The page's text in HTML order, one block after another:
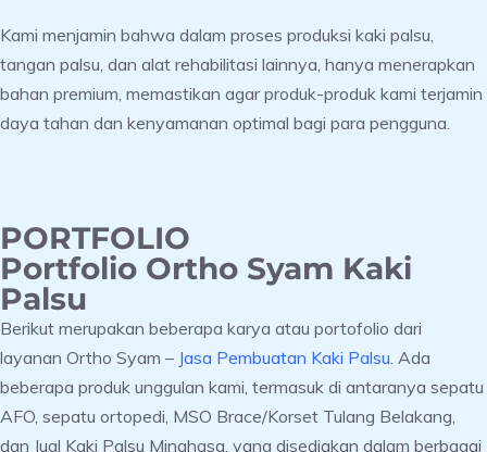
Kami menjamin bahwa dalam proses produksi kaki palsu,
tangan palsu, dan alat rehabilitasi lainnya, hanya menerapkan
bahan premium, memastikan agar produk-produk kami terjamin
daya tahan dan kenyamanan optimal bagi para pengguna.
PORTFOLIO
Portfolio Ortho Syam Kaki
Palsu
Berikut merupakan beberapa karya atau portofolio dari
layanan Ortho Syam – Jasa Pembuatan Kaki Palsu. Ada
beberapa produk unggulan kami, termasuk di antaranya sepatu
AFO, sepatu ortopedi, MSO Brace/Korset Tulang Belakang,
dan Jual Kaki Palsu Minahasa, yang disediakan dalam berbagai